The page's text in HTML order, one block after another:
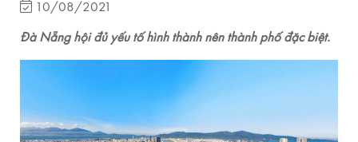
10/08/2021
Đà Nẵng hội đủ yếu tố hình thành nên thành phố đặc biệt.